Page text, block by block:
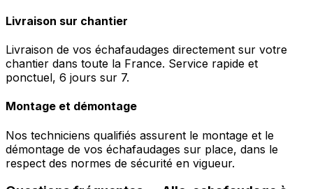
Livraison sur chantier
Livraison de vos échafaudages directement sur votre
chantier dans toute la France. Service rapide et
ponctuel, 6 jours sur 7.
Montage et démontage
Nos techniciens qualifiés assurent le montage et le
démontage de vos échafaudages sur place, dans le
respect des normes de sécurité en vigueur.